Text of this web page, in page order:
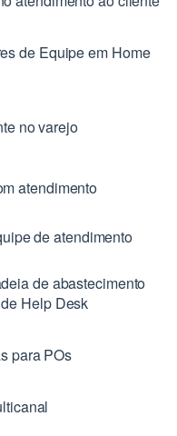
de Equipe em Home
no varejo
atendimento
de atendimento
de abastecimento
Help Desk
para POs